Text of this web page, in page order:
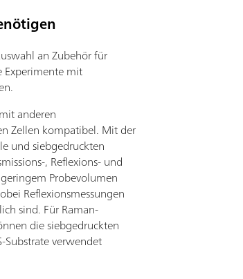
an Zubehör für
Experimente mit
anderen
Zellen kompatibel. Mit der
und siebgedruckten
, Reflexions- und
Probevolumen
Reflexionsmessungen
sind. Für Raman-
die siebgedruckten
Substrate verwendet